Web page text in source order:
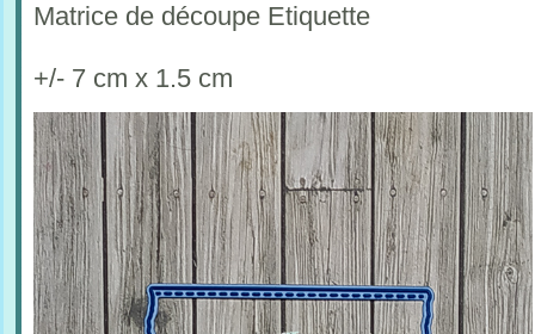
Matrice de découpe Etiquette
+/- 7 cm x 1.5 cm